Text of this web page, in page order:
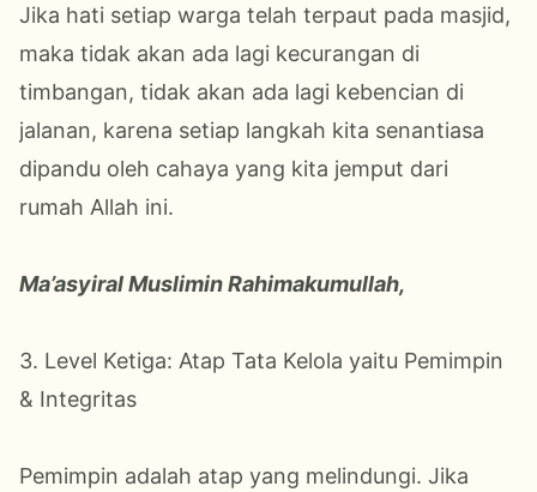
Jika hati setiap warga telah terpaut pada masjid,
maka tidak akan ada lagi kecurangan di
timbangan, tidak akan ada lagi kebencian di
jalanan, karena setiap langkah kita senantiasa
dipandu oleh cahaya yang kita jemput dari
rumah Allah ini.
Ma’asyiral Muslimin Rahimakumullah,
3. Level Ketiga: Atap Tata Kelola yaitu Pemimpin
& Integritas
Pemimpin adalah atap yang melindungi. Jika